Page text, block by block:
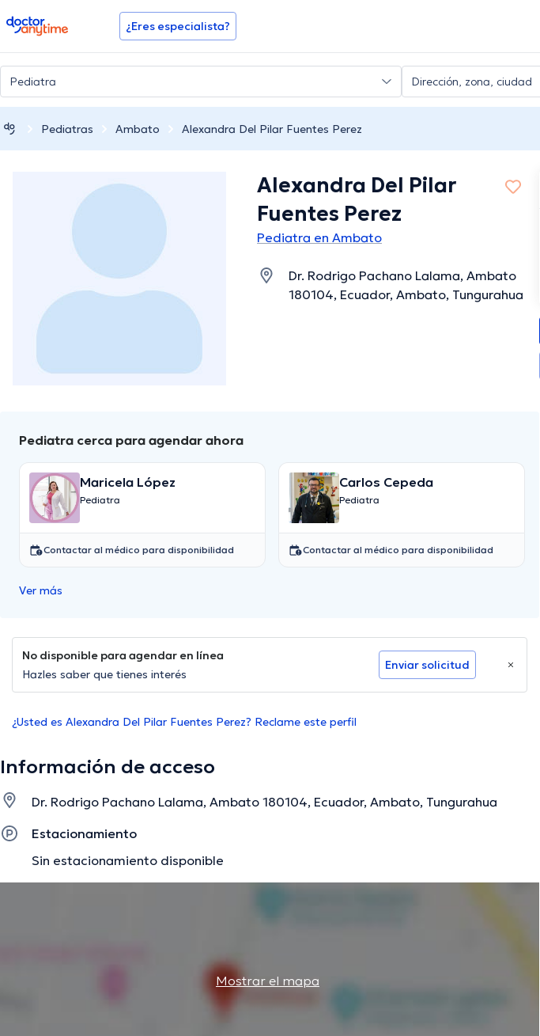
doctoranytime ¿Eres especialista?
Pediatras Ambato Alexandra Del Pilar Fuentes Perez
Alexandra Del Pilar
Fuentes Perez
Pediatra en Ambato
Dr. Rodrigo Pachano Lalama, Ambato
180104, Ecuador, Ambato, Tungurahua
Pediatra cerca para agendar ahora
Maricela López
Pediatra
Contactar al médico para disponibilidad
Carlos Cepeda
Pediatra
Contactar al médico para disponibilidad
Ver más
No disponible para agendar en línea
Hazles saber que tienes interés
Enviar solicitud
¿Usted es Alexandra Del Pilar Fuentes Perez? Reclame este perfil
Información de acceso
Dr. Rodrigo Pachano Lalama, Ambato 180104, Ecuador, Ambato, Tungurahua
Estacionamiento
Sin estacionamiento disponible
Mostrar el mapa